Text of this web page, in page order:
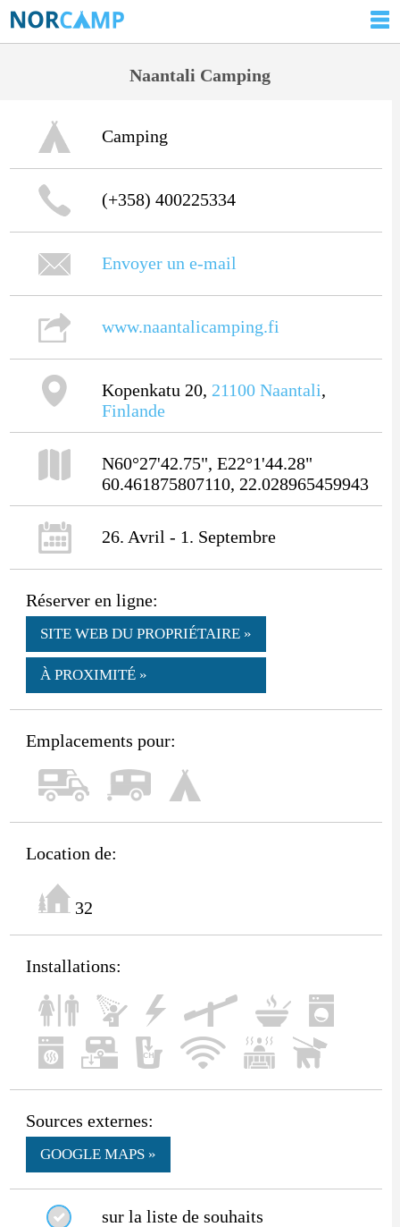
Naantali Camping
Camping
(+358) 400225334
Envoyer un e-mail
www.naantalicamping.fi
Kopenkatu 20, 21100 Naantali,
Finlande
N60°27'42.75", E22°1'44.28"
60.461875807110, 22.028965459943
26. Avril - 1. Septembre
Réserver en ligne:
SITE WEB DU PROPRIÉTAIRE »
À PROXIMITÉ »
Emplacements pour:
Location de:
32
Installations:
Sources externes:
GOOGLE MAPS »
sur la liste de souhaits